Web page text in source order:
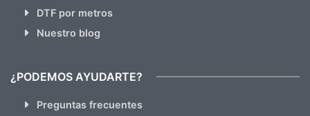
DTF por metros
Nuestro blog
¿PODEMOS AYUDARTE?
Preguntas frecuentes